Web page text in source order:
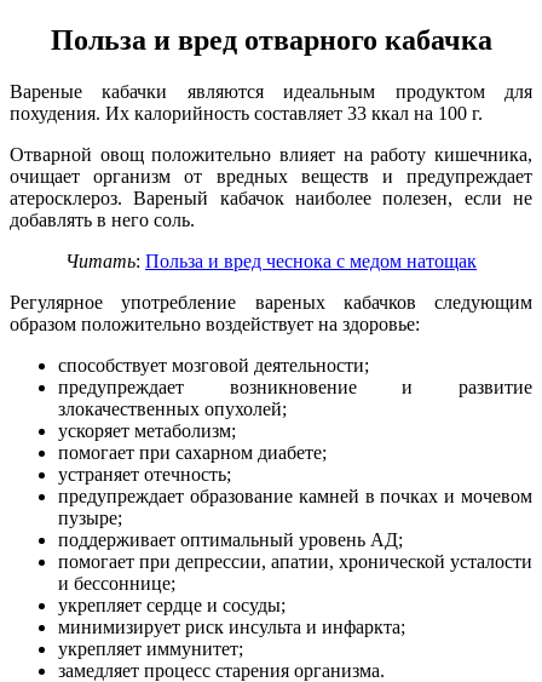
Польза и вред отварного кабачка
Вареные кабачки являются идеальным продуктом для
похудения. Их калорийность составляет 33 ккал на 100 г.
Отварной овощ положительно влияет на работу кишечника,
очищает организм от вредных веществ и предупреждает
атеросклероз. Вареный кабачок наиболее полезен, если не
добавлять в него соль.
Читать: Польза и вред чеснока с медом натощак
Регулярное употребление вареных кабачков следующим
образом положительно воздействует на здоровье:
способствует мозговой деятельности;
предупреждает возникновение и развитие
злокачественных опухолей;
ускоряет метаболизм;
помогает при сахарном диабете;
устраняет отечность;
предупреждает образование камней в почках и мочевом
пузыре;
поддерживает оптимальный уровень АД;
помогает при депрессии, апатии, хронической усталости
и бессоннице;
укрепляет сердце и сосуды;
минимизирует риск инсульта и инфаркта;
укрепляет иммунитет;
замедляет процесс старения организма.